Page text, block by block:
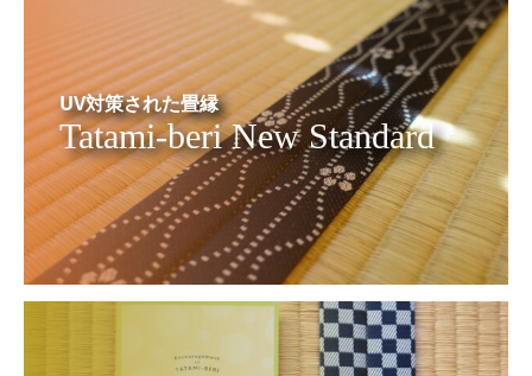
UV対策された畳縁
Tatami-beri New Standard